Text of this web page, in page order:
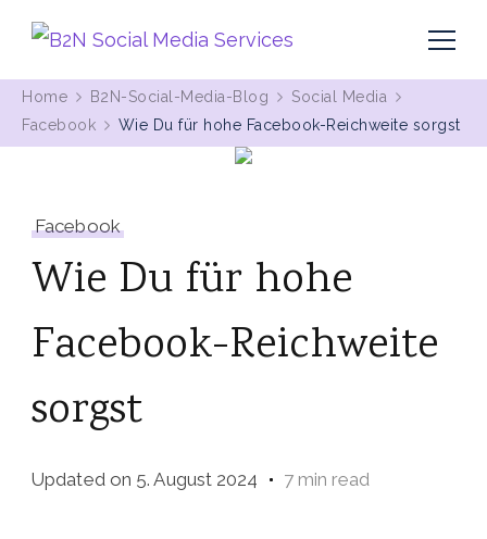
B2N Social Media Services
Home B2N-Social-Media-Blog
Social Media
Facebook
Wie Du für hohe Facebook-Reichweite sorgst
Facebook
Wie Du für hohe
Facebook-Reichweite
sorgst
Updated on 5. August 2024 7 min read